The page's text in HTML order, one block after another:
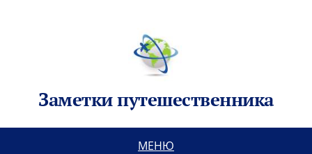
Заметки путешественника
МЕНЮ